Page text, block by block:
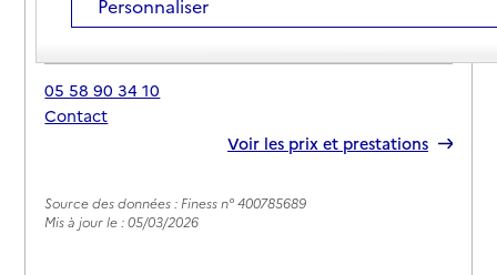
Adresse
533 route du Marensin
40380-Gamarde-les-Bains
05 58 90 34 10
Contact
Voir les prix et prestations
Source des données : Finess n° 400785689
Mis à jour le : 05/03/2026
Personnaliser